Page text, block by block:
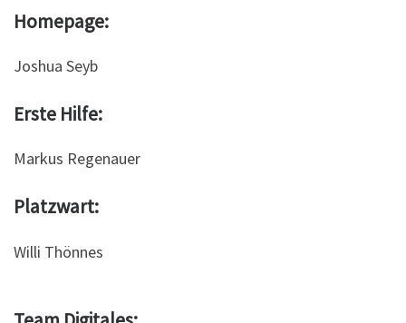
Homepage:
Joshua Seyb
Erste Hilfe:
Markus Regenauer
Platzwart:
Willi Thönnes